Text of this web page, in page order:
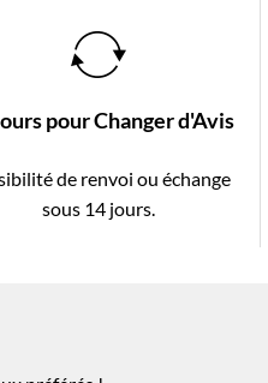
pour Changer d'Avis
de renvoi ou échange
sous 14 jours.